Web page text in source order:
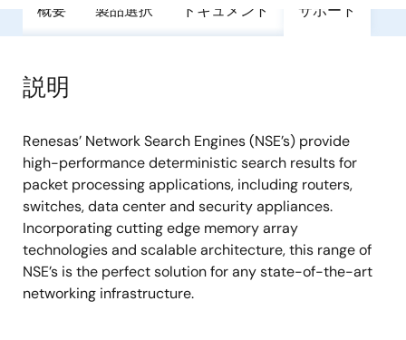
概要 製品選択 ドキュメント サポート
説明
Renesas’ Network Search Engines (NSE’s) provide
high-performance deterministic search results for
packet processing applications, including routers,
switches, data center and security appliances.
Incorporating cutting edge memory array
technologies and scalable architecture, this range of
NSE’s is the perfect solution for any state-of-the-art
networking infrastructure.